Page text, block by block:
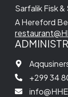
Sarfalik Fisk &
A Hereford
+299 34